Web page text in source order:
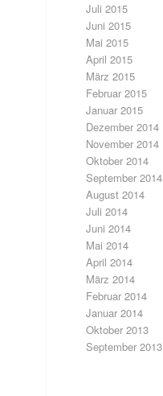
Juli 2015
Juni 2015
Mai 2015
April 2015
März 2015
Februar 2015
Januar 2015
Dezember 2014
November 2014
Oktober 2014
September 2014
August 2014
Juli 2014
Juni 2014
Mai 2014
April 2014
März 2014
Februar 2014
Januar 2014
Oktober 2013
September 2013